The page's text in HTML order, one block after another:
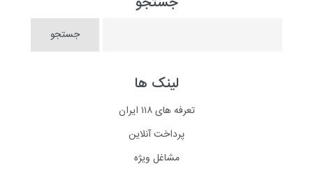
لینک ها
تعرفه های ۱۱۸ ایران
پرداخت آنلاین
مشاغل ویژه